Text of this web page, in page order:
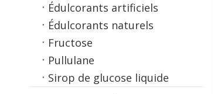
Édulcorants artificiels
Édulcorants naturels
Fructose
Pullulane
Sirop de glucose liquide